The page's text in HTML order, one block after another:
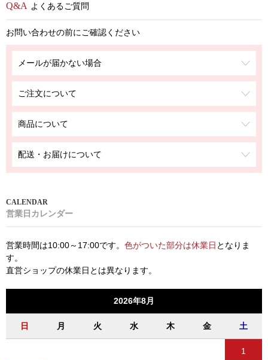
よくあるご質問
お問い合わせの前にご確認ください
メールが届かない場合
ご注文について
商品について
配送・お届けについて
営業日カレンダー
営業時間は10:00～17:00です。 色がついた部分は休業日 となりま
す。
直営ショップの休業日とは異なります。
2026年8月
日 月 火 水 木 金 土
1